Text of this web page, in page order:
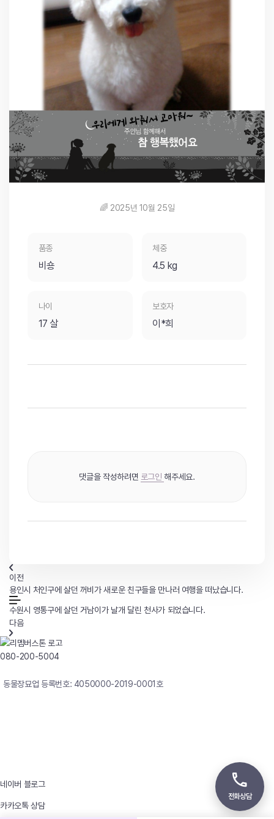
🌈 2025년 10월 25일
품종
비숑
체중
4.5 kg
나이
17 살
보호자
이*희
댓글을 작성하려면 로그인 해주세요.
이전
용인시 처인구에 살던 꺼비가 새로운 친구들을 만나러 여행을 떠났습니다.
수원시 영통구에 살던 거남이가 날개 달린 천사가 되었습니다.
다음
080-200-5004
동물장묘업 등록번호: 4050000-2019-0001호
네이버 블로그
카카오톡 상담
전화상담